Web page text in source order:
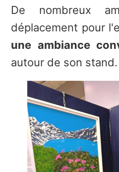
De nombreux
déplacement pour
une ambiance
autour de son stand.